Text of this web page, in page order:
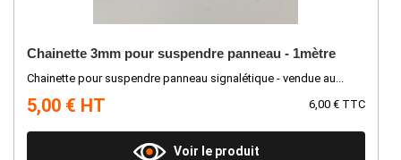
Chainette 3mm pour suspendre panneau - 1mètre
Chainette pour suspendre panneau signalétique - vendue au...
5,00 € HT 6,00 € TTC
Voir le produit